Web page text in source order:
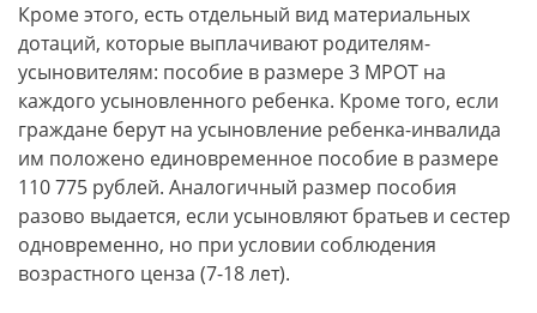
Кроме этого, есть отдельный вид материальных
дотаций, которые выплачивают родителям-
усыновителям: пособие в размере 3 МРОТ на
каждого усыновленного ребенка. Кроме того, если
граждане берут на усыновление ребенка-инвалида
им положено единовременное пособие в размере
110 775 рублей. Аналогичный размер пособия
разово выдается, если усыновляют братьев и сестер
одновременно, но при условии соблюдения
возрастного ценза (7-18 лет).